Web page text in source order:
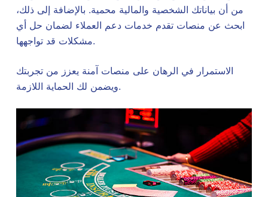
من أن بياناتك الشخصية والمالية محمية. بالإضافة إلى ذلك،
ابحث عن منصات تقدم خدمات دعم العملاء لضمان حل أي
مشكلات قد تواجهها.
الاستمرار في الرهان على منصات آمنة يعزز من تجربتك
ويضمن لك الحماية اللازمة.